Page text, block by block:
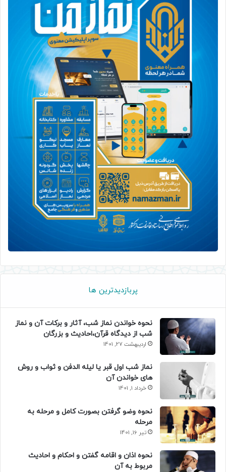
پربازدیدترین ها
نحوه خواندن نماز شب، آثار و برکات آن و نماز
شب از دیدگاه قرآن،احادیث و بزرگان
اردیبهشت 27, 1401
نماز شب اول قبر یا لیله الدفن و ثواب و روش
های خواندن آن
خرداد 1, 1401
نحوه وضو گرفتن بصورت کامل و مرحله به
مرحله
تیر 16, 1401
نحوه اذان و اقامه گفتن و احکام و احادیث
مربوط به آن